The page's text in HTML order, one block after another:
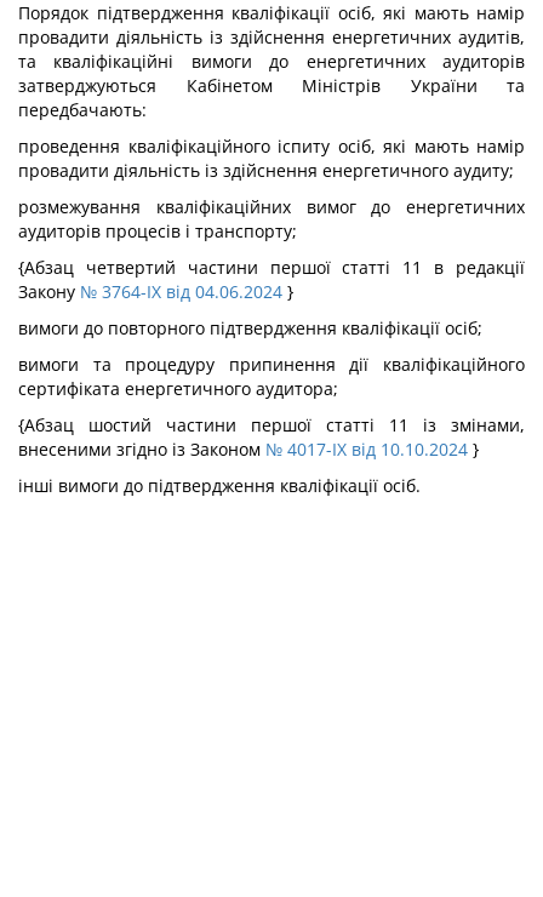
Порядок підтвердження кваліфікації осіб, які мають намір
провадити діяльність із здійснення енергетичних аудитів,
та кваліфікаційні вимоги до енергетичних аудиторів
затверджуються Кабінетом Міністрів України та
передбачають:
проведення кваліфікаційного іспиту осіб, які мають намір
провадити діяльність із здійснення енергетичного аудиту;
розмежування кваліфікаційних вимог до енергетичних
аудиторів процесів і транспорту;
{Абзац четвертий частини першої статті 11 в редакції
Закону № 3764-IX від 04.06.2024 }
вимоги до повторного підтвердження кваліфікації осіб;
вимоги та процедуру припинення дії кваліфікаційного
сертифіката енергетичного аудитора;
{Абзац шостий частини першої статті 11 із змінами,
внесеними згідно із Законом № 4017-IX від 10.10.2024 }
інші вимоги до підтвердження кваліфікації осіб.